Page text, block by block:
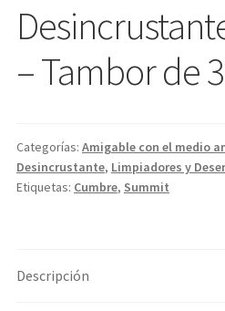
– Tambor de
Categorías: Amigable con el medio
Desincrustante, Limpiadores y
Etiquetas: Cumbre, Summit
Descripción